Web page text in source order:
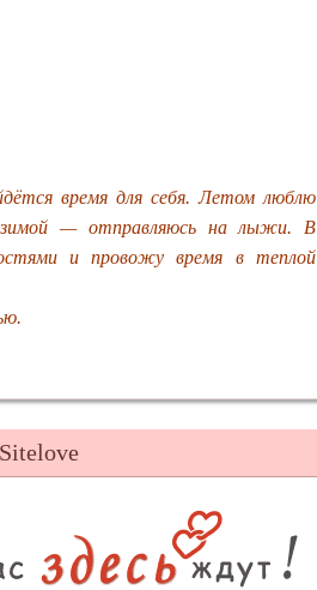
время для себя. Летом люблю
зимой — отправляюсь на лыжи. В
и провожу время в теплой